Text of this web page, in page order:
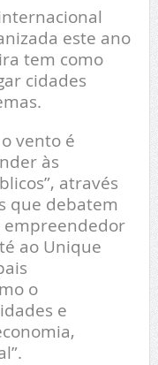
este ano
tem como
cidades
vento é
às
através
que debatem
empreendedor
ao Unique
o
e